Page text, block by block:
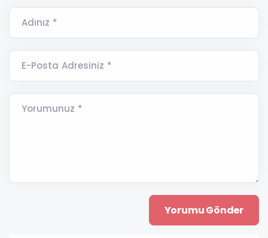
Adınız *
E-Posta Adresiniz *
Yorumunuz *